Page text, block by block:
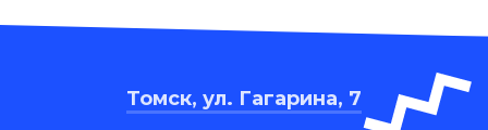
Томск, ул. Гагарина, 7